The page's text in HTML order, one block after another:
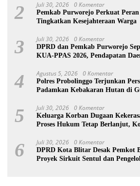
2 Juli 30, 2026 0 Komentar
Pemkab Purworejo Perkuat
Tingkatkan Kesejahteraan Warga
3 Juli 30, 2026 0 Komentar
DPRD dan Pemkab Purworejo
KUA-PPAS 2026, Pendapatan
4 Agustus 5, 2026 0 Komentar
Polres Probolinggo Terjunkan
Padamkan Kebakaran Hutan di
5 Juli 30, 2026 0 Komentar
Keluarga Korban Dugaan
Proses Hukum Tetap Berlanjut,
6 Juli 30, 2026 0 Komentar
DPRD Kota Blitar Desak Pemkot
Proyek Sirkuit Sentul dan